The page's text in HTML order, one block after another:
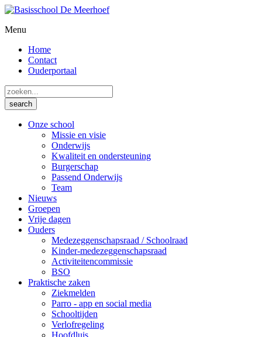
Menu
Home
Contact
Ouderportaal
Onze school
Missie en visie
Onderwijs
Kwaliteit en ondersteuning
Burgerschap
Passend Onderwijs
Team
Nieuws
Groepen
Vrije dagen
Ouders
Medezeggenschapsraad / Schoolraad
Kinder-medezeggenschapsraad
Activiteitencommissie
BSO
Praktische zaken
Ziekmelden
Parro - app en social media
Schooltijden
Verlofregeling
Hoofdluis